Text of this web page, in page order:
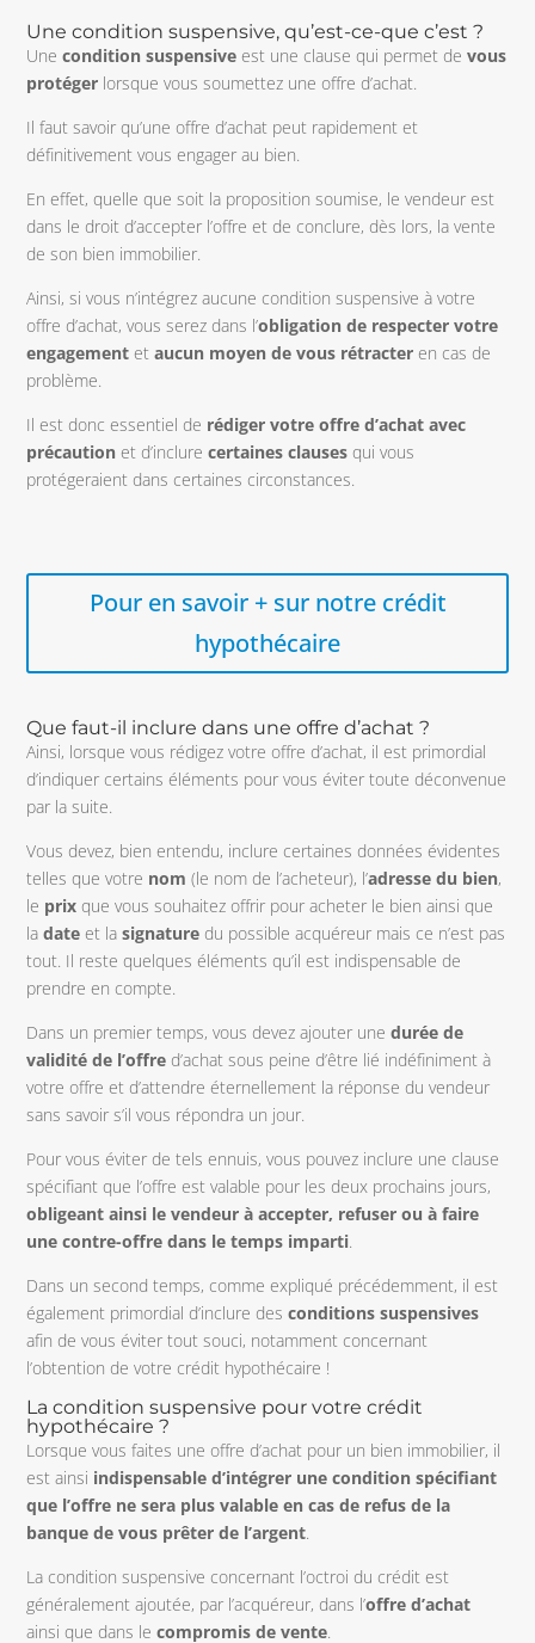
Une condition suspensive, qu’est-ce-que c’est ?
Unecondition suspensive est une clause qui permet devous
protéger lorsque vous soumettez une offre d’achat.
Il faut savoir qu’une offre d’achat peut rapidement et
définitivement vous engager au bien.
En effet, quelle que soit la proposition soumise, le vendeur est
dans le droit d’accepter l’offre et de conclure, dès lors, la vente
de son bien immobilier.
Ainsi, si vous n’intégrez aucune condition suspensive à votre
offre d’achat, vous serez dans l’obligation de respecter votre
engagement etaucun moyen de vous rétracter en cas de
problème.
Il est donc essentiel de rédiger votre offre d’achat avec
précaution et d’inclurecertaines clauses qui vous
protégeraient dans certaines circonstances.
Pour en savoir + sur notre crédit
hypothécaire
Que faut-il inclure dans une offre d’achat ?
Ainsi, lorsque vous rédigez votre offre d’achat, il est primordial
d’indiquer certains éléments pour vous éviter toute déconvenue
par la suite.
Vous devez, bien entendu, inclure certaines données évidentes
telles que votre nom (le nom de l’acheteur), l’adresse du bien,
le prix que vous souhaitez offrir pour acheter le bien ainsi que
ladate et lasignature du possible acquéreur mais ce n’est pas
tout. Il reste quelques éléments qu’il est indispensable de
prendre en compte.
Dans un premier temps, vous devez ajouter unedurée de
validité de l’offre d’achat sous peine d’être lié indéfiniment à
votre offre et d’attendre éternellement la réponse du vendeur
sans savoir s’il vous répondra un jour.
Pour vous éviter de tels ennuis, vous pouvez inclure une clause
spécifiant que l’offre est valable pour les deux prochains jours,
obligeant ainsi le vendeur à accepter, refuser ou à faire
une contre-offre dans le temps imparti.
Dans un second temps, comme expliqué précédemment, il est
également primordial d’inclure desconditions suspensives
afin de vous éviter tout souci, notamment concernant
l’obtention de votre crédit hypothécaire !
La condition suspensive pour votre crédit
hypothécaire ?
Lorsque vous faites une offre d’achat pour un bien immobilier, il
est ainsi indispensable d’intégrer une condition spécifiant
que l’offre ne sera plus valable en cas de refus de la
banque de vous prêter de l’argent.
La condition suspensive concernant l’octroi du crédit est
généralement ajoutée, par l’acquéreur, dans l’offre d’achat
ainsi que dans lecompromis de vente.